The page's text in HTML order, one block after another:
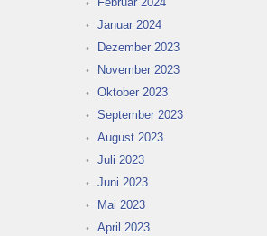
Januar 2024
Dezember 2023
November 2023
Oktober 2023
September 2023
August 2023
Juli 2023
Juni 2023
Mai 2023
April 2023